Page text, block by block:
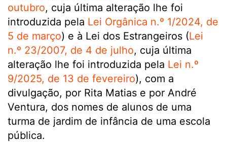
outubro, cuja última alteração lhe foi
introduzida pela Lei Orgânica n.º 1/2024, de
5 de março) e à Lei dos Estrangeiros (Lei
n.º 23/2007, de 4 de julho, cuja última
alteração lhe foi introduzida pela Lei n.º
9/2025, de 13 de fevereiro), com a
divulgação, por Rita Matias e por André
Ventura, dos nomes de alunos de uma
turma de jardim de infância de uma escola
pública.